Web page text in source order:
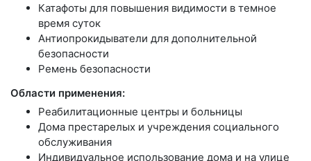
Катафоты для повышения видимости в темное
время суток
Антиопрокидыватели для дополнительной
безопасности
Ремень безопасности
Области применения:
Реабилитационные центры и больницы
Дома престарелых и учреждения социального
обслуживания
Индивидуальное использование дома и на улице